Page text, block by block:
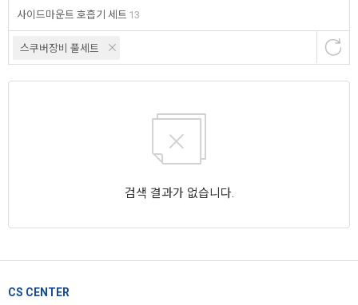
사이드마운트 호흡기 세트 13
스쿠버장비 풀세트
검색 결과가 없습니다.
CS CENTER